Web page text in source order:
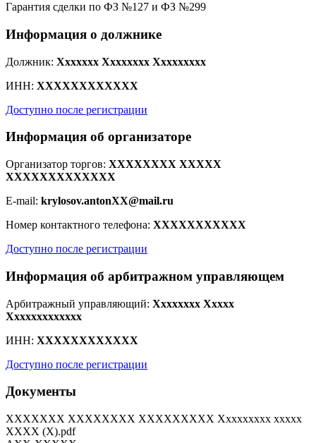
Гарантия сделки по ФЗ №127 и ФЗ №299
Информация о должнике
Должник: Xxxxxxx Xxxxxxxx Xxxxxxxxx
ИНН: XXXXXXXXXXXX
Доступно после регистрации
Информация об организаторе
Организатор торгов: XXXXXXXX XXXXX
XXXXXXXXXXXXX
E-mail: krylosov.antonXX@mail.ru
Номер контактного телефона: XXXXXXXXXXX
Доступно после регистрации
Информация об арбитражном управляющем
Арбитражный управляющий: Xxxxxxxx Xxxxx
Xxxxxxxxxxxxx
ИНН: XXXXXXXXXXXX
Доступно после регистрации
Документы
XXXXXXX XXXXXXXX XXXXXXXXX Xxxxxxxxx xxxxx
XXXX (X).pdf